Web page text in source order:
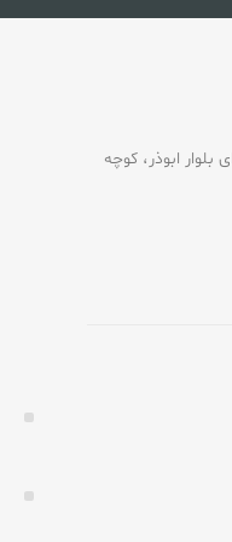
بلوار ابوذر، کوچه